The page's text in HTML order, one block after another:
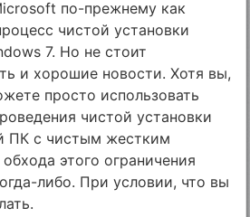
по-прежнему как
чистой установки
7. Но не стоит
и хорошие новости. Хотя вы,
просто использовать
чистой установки
ПК с чистым жестким
этого ограничения
либо. При условии, что вы